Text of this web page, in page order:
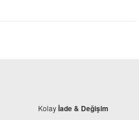
Kolayİade & Değişim